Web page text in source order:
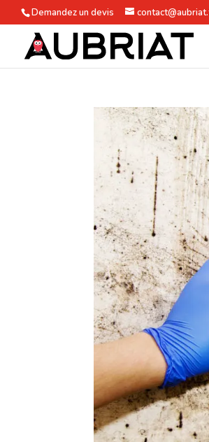
Demandez un devis